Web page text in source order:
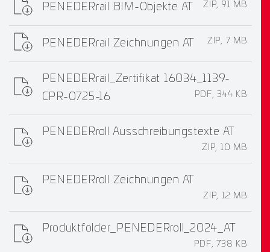
PENEDERrail BIM-Objekte AT ZIP, 91 MB
PENEDERrail Zeichnungen AT ZIP, 7 MB
PENEDERrail_Zertifikat 16034_1139-
CPR-0725-16
PDF, 344 KB
PENEDERroll Ausschreibungstexte AT
ZIP, 10 MB
PENEDERroll Zeichnungen AT
ZIP, 12 MB
Produktfolder_PENEDERroll_2024_AT
PDF, 738 KB